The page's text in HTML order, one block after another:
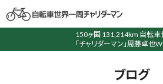
150ヶ国 131,214km 自転車
「チャリダーマン」周藤卓也
ブログ